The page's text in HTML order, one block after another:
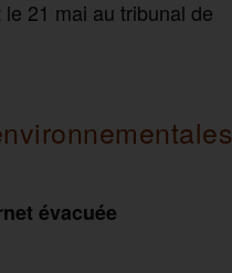
21 mai au tribunal de
évacuée